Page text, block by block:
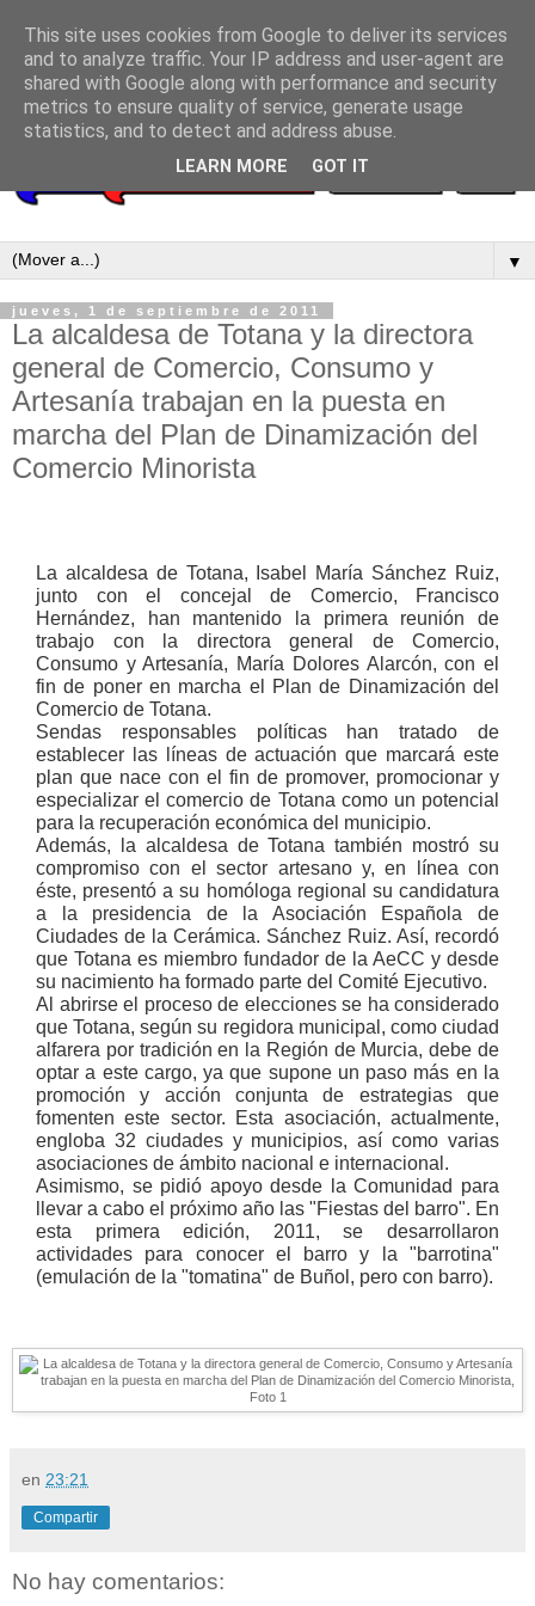
▼
jueves, 1 de septiembre de 2011
La alcaldesa de Totana y la directora
general de Comercio, Consumo y
Artesanía trabajan en la puesta en
marcha del Plan de Dinamización del
Comercio Minorista
La alcaldesa de Totana, Isabel María Sánchez Ruiz,
junto con el concejal de Comercio, Francisco
Hernández, han mantenido la primera reunión de
trabajo con la directora general de Comercio,
Consumo y Artesanía, María Dolores Alarcón, con el
fin de poner en marcha el Plan de Dinamización del
Comercio de Totana.
Sendas responsables políticas han tratado de
establecer las líneas de actuación que marcará este
plan que nace con el fin de promover, promocionar y
especializar el comercio de Totana como un potencial
para la recuperación económica del municipio.
Además, la alcaldesa de Totana también mostró su
compromiso con el sector artesano y, en línea con
éste, presentó a su homóloga regional su candidatura
a la presidencia de la Asociación Española de
Ciudades de la Cerámica. Sánchez Ruiz. Así, recordó
que Totana es miembro fundador de la AeCC y desde
su nacimiento ha formado parte del Comité Ejecutivo.
Al abrirse el proceso de elecciones se ha considerado
que Totana, según su regidora municipal, como ciudad
alfarera por tradición en la Región de Murcia, debe de
optar a este cargo, ya que supone un paso más en la
promoción y acción conjunta de estrategias que
fomenten este sector. Esta asociación, actualmente,
engloba 32 ciudades y municipios, así como varias
asociaciones de ámbito nacional e internacional.
Asimismo, se pidió apoyo desde la Comunidad para
llevar a cabo el próximo año las "Fiestas del barro". En
esta primera edición, 2011, se desarrollaron
actividades para conocer el barro y la "barrotina"
(emulación de la "tomatina" de Buñol, pero con barro).
en 23:21
Compartir
No hay comentarios:
This site uses cookies from Google to deliver its services
and to analyze traffic. Your IP address and user-agent are
shared with Google along with performance and security
metrics to ensure quality of service, generate usage
statistics, and to detect and address abuse.
LEARN MORE GOT IT